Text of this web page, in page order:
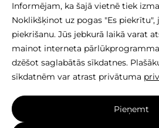
Informējam, ka šajā vietnē tiek
Noklikšķinot uz pogas "Es piekrītu",
piekrišanu. Jūs jebkurā laikā varat
mainot interneta
dzēšot saglabātās sīkdatnes.
sīkdatnēm var atrast privātuma
Pieņemt
+371 26 256 256
sales@betonomozaika.lv
Šīs vietnes saturs, teksts un
mozaika īpašums, un tos nedrīkst